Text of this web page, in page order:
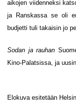
aikojen viidenneksi
ja Ranskassa se oli
budjetti tuli takaisin jo
Sodan ja rauhan
Kino-Palatsissa, ja
Elokuva esitetään